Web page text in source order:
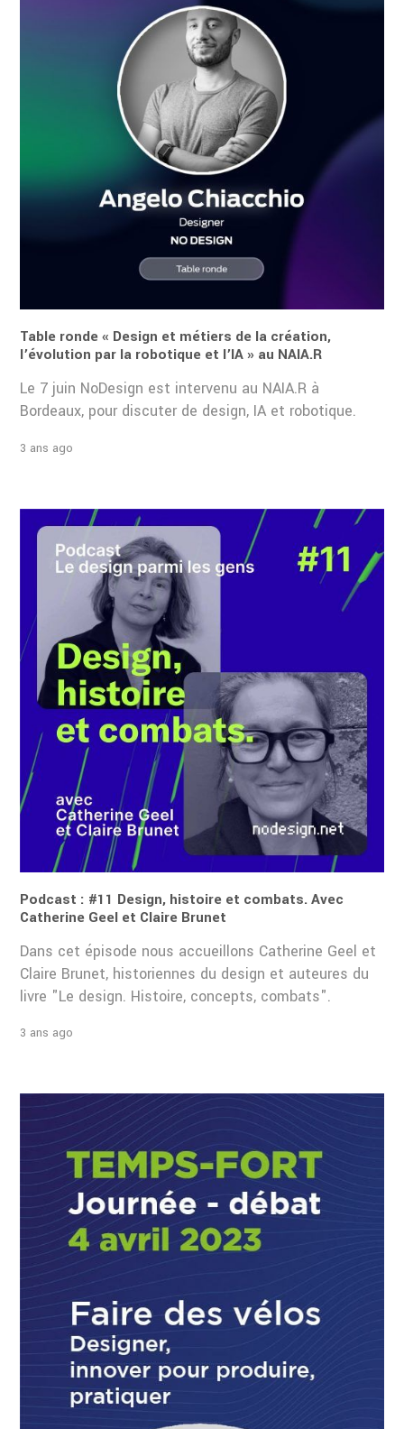
Table ronde « Design et métiers de la création,
l’évolution par la robotique et l’IA » au NAIA.R
Le 7 juin NoDesign est intervenu au NAIA.R à
Bordeaux, pour discuter de design, IA et robotique.
3 ans ago
Podcast : #11 Design, histoire et combats. Avec
Catherine Geel et Claire Brunet
Dans cet épisode nous accueillons Catherine Geel et
Claire Brunet, historiennes du design et auteures du
livre "Le design. Histoire, concepts, combats".
3 ans ago